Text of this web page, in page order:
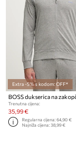
Extra -5% s kodom: OFF*
Trenutna cijena:
35,99 €
Regularna cijena:64,90 €
Najniža cijena:38,99 €